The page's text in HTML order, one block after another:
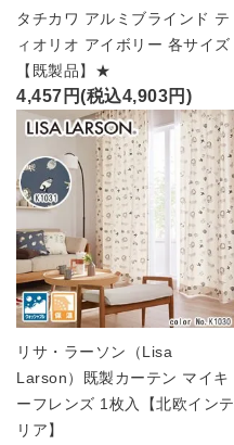
タチカワ アルミブラインド テ
ィオリオ アイボリー 各サイズ
【既製品】★
4,457円(税込4,903円)
リサ・ラーソン（Lisa
Larson）既製カーテン マイキ
ーフレンズ 1枚入【北欧インテ
リア】